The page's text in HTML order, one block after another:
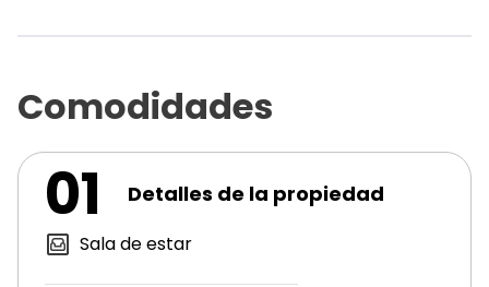
Comodidades
01 Detalles de la propiedad
Sala de estar